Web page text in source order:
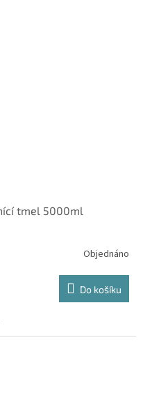
tmel 5000ml
Objednáno
Do košíku